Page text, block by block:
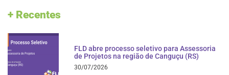
+ Recentes
FLD abre processo seletivo para Assessoria
de Projetos na região de Canguçu (RS)
30/07/2026